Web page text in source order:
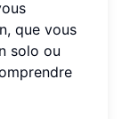
que vous
solo ou